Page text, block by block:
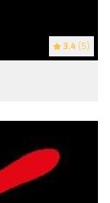
3.4 (5)